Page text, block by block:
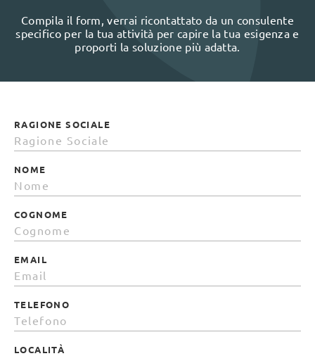
Compila il form, verrai ricontattato da un consulente
specifico per la tua attività per capire la tua esigenza e
proporti la soluzione più adatta.
RAGIONE SOCIALE
NOME
COGNOME
EMAIL
TELEFONO
LOCALITÀ